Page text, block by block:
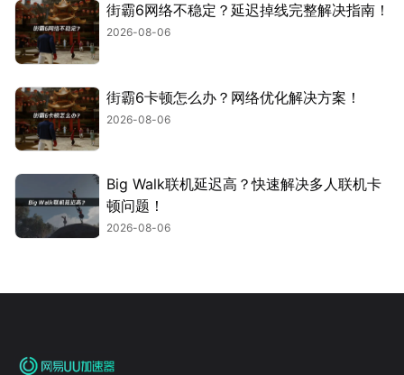
街霸6网络不稳定？延迟掉线完整解决指南！
2026-08-06
街霸6卡顿怎么办？网络优化解决方案！
2026-08-06
Big Walk联机延迟高？快速解决多人联机卡
顿问题！
2026-08-06